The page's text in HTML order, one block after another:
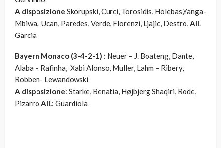
A disposizione Skorupski, Curci, Torosidis, Holebas,Yanga-
Mbiwa, Ucan, Paredes, Verde, Florenzi, Ljajic, Destro,All.
Garcia
Bayern Monaco (3-4-2-1) : Neuer – J. Boateng, Dante,
Alaba – Rafinha, Xabi Alonso, Muller, Lahm – Ribery,
Robben- Lewandowski
A disposizione: Starke, Benatia, Højbjerg Shaqiri, Rode,
Pizarro All.: Guardiola